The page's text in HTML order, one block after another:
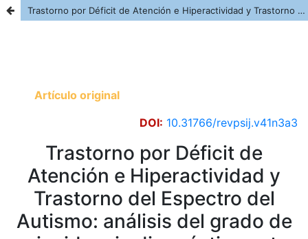
Trastorno por Déficit de Atención e Hiperactividad y Trastorno del Espectro del Autismo: análisis del grado de coincidencia diagnóstica entre los centros de salud y las unidades de Salud Mental Infanto- Juvenil